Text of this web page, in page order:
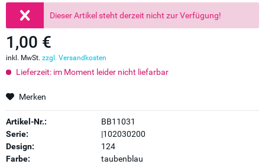
Dieser Artikel steht derzeit nicht zur Verfügung!
1,00 €
inkl. MwSt. zzgl. Versandkosten
Lieferzeit: im Moment leider nicht liefarbar
Merken
Artikel-Nr.:
BB11031
Serie:
|102030200
Design:
124
Farbe:
taubenblau